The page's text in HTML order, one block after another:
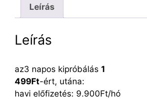
(9900Ft/hó)
mennyiség
Leírás
Leírás
az3 napos kipróbálás 1
499Ft-ért, utána:
havi előfizetés: 9.900Ft/hó